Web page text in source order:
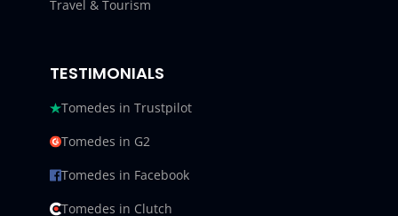
Travel & Tourism
TESTIMONIALS
Tomedes in Trustpilot
Tomedes in G2
Tomedes in Facebook
Tomedes in Clutch